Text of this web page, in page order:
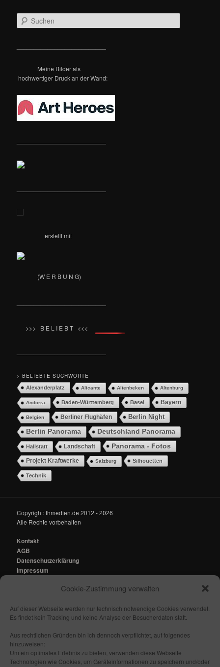
Cookie-Zustimmung verwalten
Auf dieser Webseite werden nur technisch notwendige Cookies verwendet.
Es findet kein Tracking und keine Analyse der Besucherdaten statt.
Aus rechtlichen Gründen bin ich dennoch verpflichtet, auf folgendes
hinzuweisen:
Um ein optimales Erlebnis zu bieten, verwenden diese Webseite
Technologien wie Cookies, um Geräteinformationen zu speichern und/oder
u
Meine Bilder als
hochwertiger Druck an der Wand:
erstellt mit
(W E R B U N G)
>>> B E L I E B T <<<
> BELIEBTE SUCHWORTE
Alexanderplatz Alicante Altenbeken Altenburg
Andorra Baden-Württemberg Basel Bayern
Belgien Berliner Flughäfen
Berlin Night
Berlin Panorama
Deutschland Panorama
Hallstatt Landschaft Panorama - Fotos
Projekt Kraftwerke Salzburg Silhouetten
Technik
Copyright: fhmedien.de 2012 - 2026
Alle Rechte vorbehalten
Kontakt
AGB
Datenschutzerklärung
Impressum
mail@fhmedien.de
Nach oben/ Seitenanfang